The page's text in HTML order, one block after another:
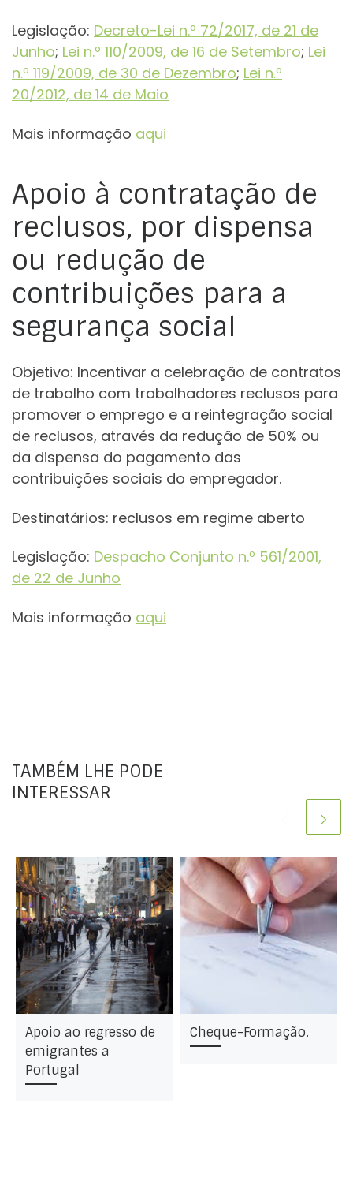
Legislação: Decreto-Lei n.º 72/2017, de 21 de
Junho; Lei n.º 110/2009, de 16 de Setembro; Lei
n.º 119/2009, de 30 de Dezembro; Lei n.º
20/2012, de 14 de Maio
Mais informação aqui
Apoio à contratação de
reclusos, por dispensa
ou redução de
contribuições para a
segurança social
Objetivo: Incentivar a celebração de contratos
de trabalho com trabalhadores reclusos para
promover o emprego e a reintegração social
de reclusos, através da redução de 50% ou
da dispensa do pagamento das
contribuições sociais do empregador.
Destinatários: reclusos em regime aberto
Legislação: Despacho Conjunto n.º 561/2001,
de 22 de Junho
Mais informação aqui
TAMBÉM LHE PODE
INTERESSAR
Apoio ao regresso de
emigrantes a
Portugal
Cheque-Formação.